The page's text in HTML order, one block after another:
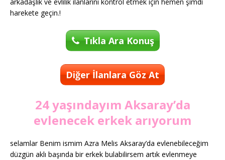
harekete geçin.!
Tıkla Ara Konuş
Diğer İlanlara Göz At
24 yaşındayım Aksaray’da
evlenecek erkek arıyorum
selamlar Benim ismim Azra Melis Aksaray’da evlenebileceğim
düzgün aklı başında bir erkek bulabilirsem artık evlenmeye